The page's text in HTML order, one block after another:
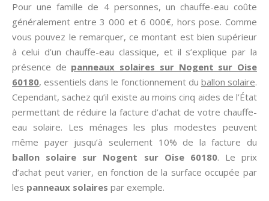
Pour une famille de 4 personnes, un chauffe-eau coûte
généralement entre 3 000 et 6 000€, hors pose. Comme
vous pouvez le remarquer, ce montant est bien supérieur
à celui d’un chauffe-eau classique, et il s’explique par la
présence de panneaux solaires sur Nogent sur Oise
60180, essentiels dans le fonctionnement du ballon solaire.
Cependant, sachez qu’il existe au moins cinq aides de l’État
permettant de réduire la facture d’achat de votre chauffe-
eau solaire. Les ménages les plus modestes peuvent
même payer jusqu’à seulement 10% de la facture du
ballon solaire sur Nogent sur Oise 60180. Le prix
d’achat peut varier, en fonction de la surface occupée par
les panneaux solaires par exemple.